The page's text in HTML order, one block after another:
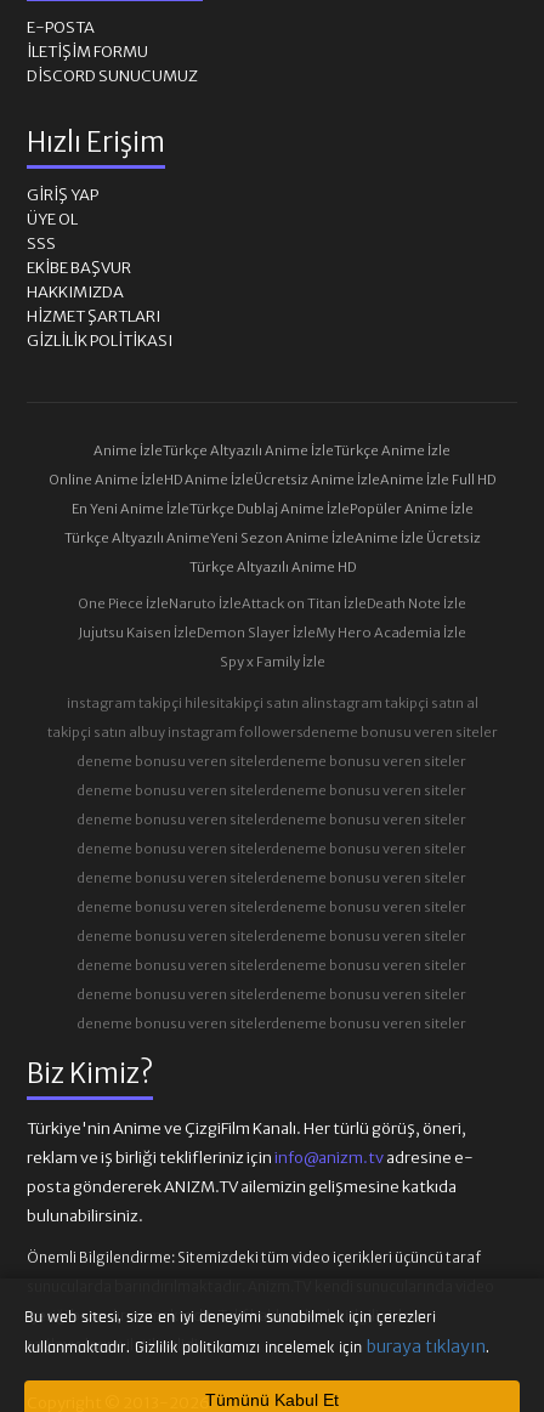
Biz Kimiz?
Türkiye'nin Anime ve ÇizgiFilm Kanalı. Her türlü görüş, öneri,
reklam ve iş birliği teklifleriniz içininfo@anizm.tvadresine e-
posta göndererek ANIZM.TV ailemizin gelişmesine katkıda
bulunabilirsiniz.
Önemli Bilgilendirme: Sitemizdeki tüm video içerikleri üçüncü taraf
içeriği barındırmamaktadır. Telif hakkı talepleri ilgili video
sağlayıcılarına iletilmelidir.
Copyright © 2013-2026
E-POSTA
İLETIŞIM FORMU
DISCORD SUNUCUMUZ
Hızlı Erişim
GIRIŞ YAP
ÜYE OL
SSS
EKIBE BAŞVUR
HAKKIMIZDA
HIZMET ŞARTLARI
GIZLILIK POLITIKASI
Anime İzleTürkçe Altyazılı Anime İzleTürkçe Anime İzle
Online Anime İzleHD Anime İzleÜcretsiz Anime İzleAnime İzle Full HD
En Yeni Anime İzleTürkçe Dublaj Anime İzlePopüler Anime İzle
Türkçe Altyazılı AnimeYeni Sezon Anime İzleAnime İzle Ücretsiz
Türkçe Altyazılı Anime HD
One Piece İzleNaruto İzleAttack on Titan İzleDeath Note İzle
Jujutsu Kaisen İzleDemon Slayer İzleMy Hero Academia İzle
Spy x Family İzle
instagram takipçi hilesitakipçi satın alinstagram takipçi satın al
takipçi satın albuy instagram followersdeneme bonusu veren siteler
deneme bonusu veren sitelerdeneme bonusu veren siteler
deneme bonusu veren sitelerdeneme bonusu veren siteler
deneme bonusu veren sitelerdeneme bonusu veren siteler
deneme bonusu veren sitelerdeneme bonusu veren siteler
deneme bonusu veren sitelerdeneme bonusu veren siteler
deneme bonusu veren sitelerdeneme bonusu veren siteler
deneme bonusu veren sitelerdeneme bonusu veren siteler
deneme bonusu veren sitelerdeneme bonusu veren siteler
deneme bonusu veren sitelerdeneme bonusu veren siteler
deneme bonusu veren sitelerdeneme bonusu veren siteler
Bu web sitesi, size en iyi deneyimi sunabilmek için çerezleri
kullanmaktadır. Gizlilik politikamızı incelemek için buraya tıklayın.
Tümünü Kabul Et